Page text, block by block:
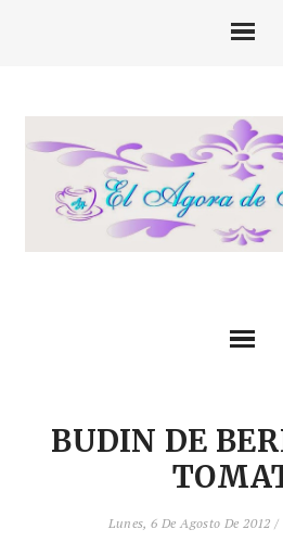
BUDIN DE
Lunes, 6 De Agosto De 2012 /